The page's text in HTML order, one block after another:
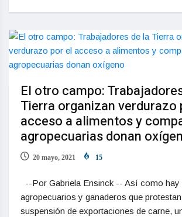
El otro campo:
Tierra organizan verdurazo
acceso a alimentos y
agropecuarias donan
20 mayo, 2021 15
--Por Gabriela Ensinck -- Así como hay
agropecuarios y ganaderos que
suspensión de exportaciones de carne,